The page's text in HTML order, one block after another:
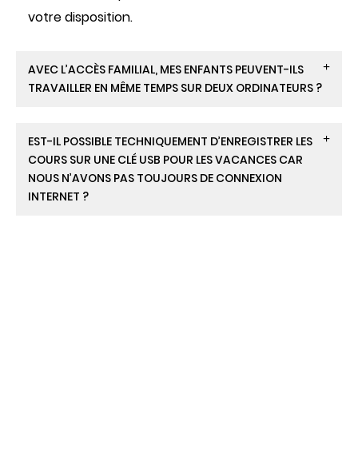
votre disposition.
AVEC L’ACCÈS FAMILIAL, MES ENFANTS PEUVENT-ILS
TRAVAILLER EN MÊME TEMPS SUR DEUX ORDINATEURS ?
EST-IL POSSIBLE TECHNIQUEMENT D’ENREGISTRER LES
COURS SUR UNE CLÉ USB POUR LES VACANCES CAR
NOUS N’AVONS PAS TOUJOURS DE CONNEXION
INTERNET ?